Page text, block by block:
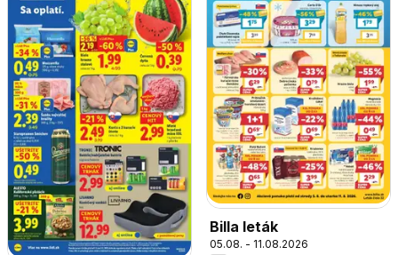
Billa leták
05.08. - 11.08.2026